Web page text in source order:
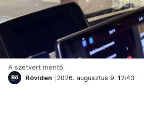
A szétvert mentő.
Röviden
2026. augusztus 9. 12:43